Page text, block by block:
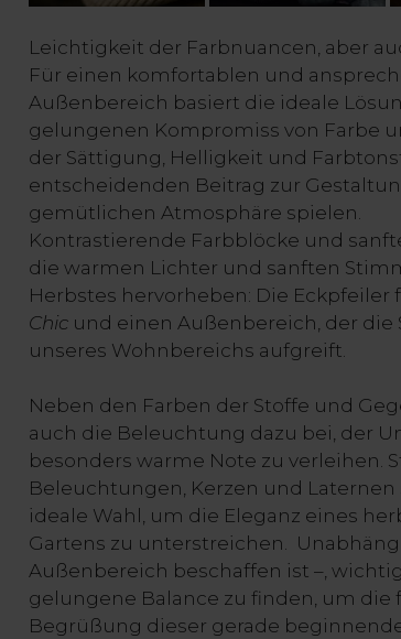
Leichtigkeit der Farbnuancen, aber
Für einen komfortablen und
Außenbereich basiert die ideale
gelungenen Kompromiss von Farbe
der Sättigung, Helligkeit und
entscheidenden Beitrag zur
gemütlichen Atmosphäre spielen.
Kontrastierende Farbblöcke und
die warmen Lichter und sanften
Herbstes hervorheben: Die Eckpfeiler
Chicund einen Außenbereich, der die
unseres Wohnbereichs aufgreift.
Neben den Farben der Stoffe und
auch die Beleuchtung dazu bei, der
besonders warme Note zu verleihen.
Beleuchtungen, Kerzen und Laternen
ideale Wahl, um die Eleganz eines
Gartens zu unterstreichen.
Außenbereich beschaffen ist –,
gelungene Balance zu finden, um die
Begrüßung dieser gerade